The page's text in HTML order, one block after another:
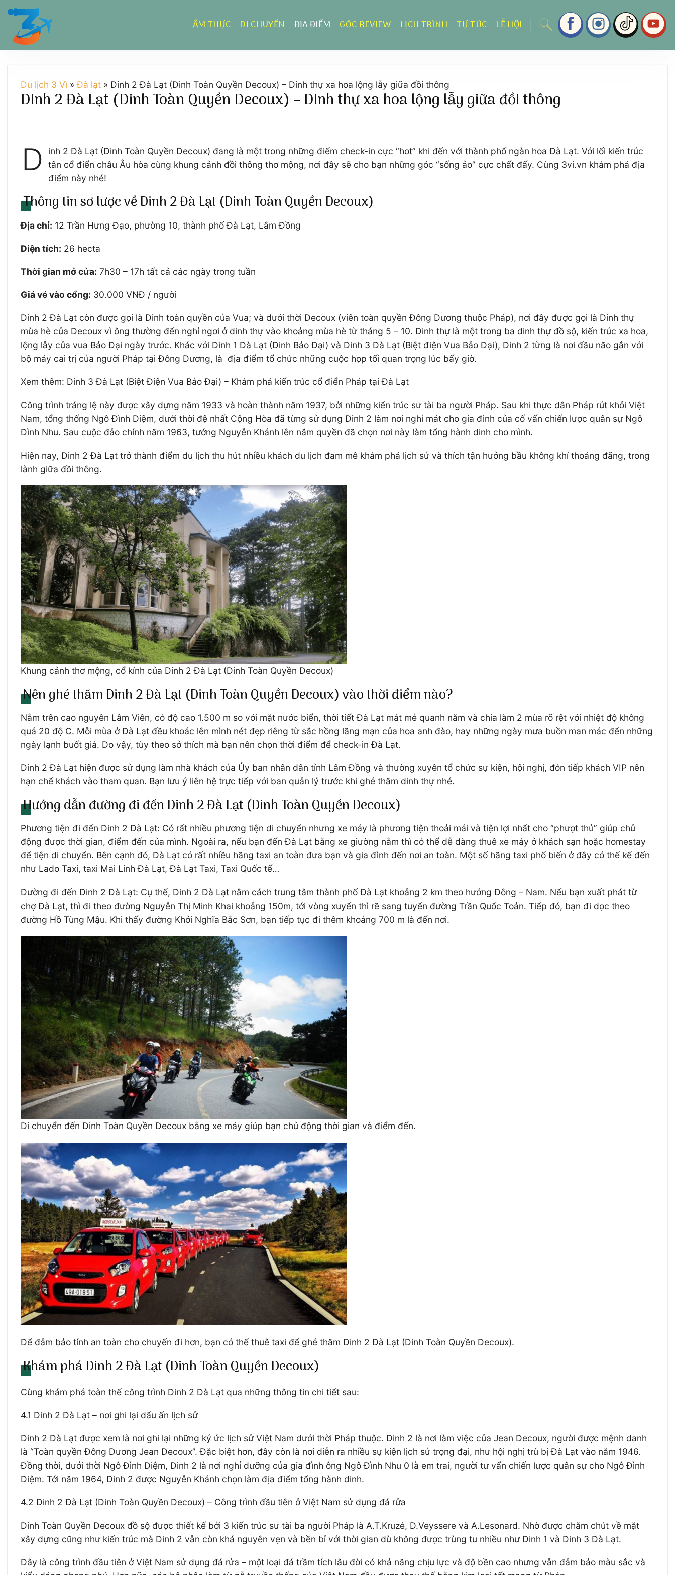
Chuyển
dung
ẨM THỰC DI CHUYỂN ĐỊA ĐIỂM GÓC REVIEW LỊCH TRÌNH TỰ TÚC LỄ HỘI
Du lịch 3 Vì »Đà lạt » Dinh 2 Đà Lạt (Dinh Toàn Quyền Decoux) – Dinh thự xa hoa lộng lẫy giữa đồi thông
Dinh 2 Đà Lạt (Dinh Toàn Quyền Decoux) – Dinh thự xa hoa lộng lẫy giữa đồi thông
D
inh 2 Đà Lạt (Dinh Toàn Quyền Decoux) đang là một trong những điểm check-in cực “hot” khi đến với thành phố ngàn hoa Đà Lạt. Với lối kiến trúc
tân cổ điển châu Âu hòa cùng khung cảnh đồi thông thơ mộng, nơi đây sẽ cho bạn những góc “sống ảo” cực chất đấy. Cùng 3vi.vn khám phá địa
điểm này nhé!
Thông tin sơ lược về Dinh 2 Đà Lạt (Dinh Toàn Quyền Decoux)
Địa chỉ: 12 Trần Hưng Đạo, phường 10, thành phố Đà Lạt, Lâm Đồng
Diện tích: 26 hecta
Thời gian mở cửa: 7h30 – 17h tất cả các ngày trong tuần
Giá vé vào cổng: 30.000 VNĐ / người
Dinh 2 Đà Lạt còn được gọi là Dinh toàn quyền của Vua; và dưới thời Decoux (viên toàn quyền Đông Dương thuộc Pháp), nơi đây được gọi là Dinh thự
mùa hè của Decoux vì ông thường đến nghỉ ngơi ở dinh thự vào khoảng mùa hè từ tháng 5 – 10. Dinh thự là một trong ba dinh thự đồ sộ, kiến trúc xa hoa,
lộng lẫy của vua Bảo Đại ngày trước. Khác với Dinh 1 Đà Lạt (Dinh Bảo Đại) và Dinh 3 Đà Lạt (Biệt điện Vua Bảo Đại), Dinh 2 từng là nơi đầu não gắn với
bộ máy cai trị của người Pháp tại Đông Dương, là địa điểm tổ chức những cuộc họp tối quan trọng lúc bấy giờ.
Xem thêm: Dinh 3 Đà Lạt (Biệt Điện Vua Bảo Đại) – Khám phá kiến trúc cổ điển Pháp tại Đà Lạt
Công trình tráng lệ này được xây dựng năm 1933 và hoàn thành năm 1937, bởi những kiến trúc sư tài ba người Pháp. Sau khi thực dân Pháp rút khỏi Việt
Nam, tổng thống Ngô Đình Diệm, dưới thời đệ nhất Cộng Hòa đã từng sử dụng Dinh 2 làm nơi nghỉ mát cho gia đình của cố vấn chiến lược quân sự Ngô
Đình Nhu. Sau cuộc đảo chính năm 1963, tướng Nguyễn Khánh lên nắm quyền đã chọn nơi này làm tổng hành dinh cho mình.
Hiện nay, Dinh 2 Đà Lạt trở thành điểm du lịch thu hút nhiều khách du lịch đam mê khám phá lịch sử và thích tận hưởng bầu không khí thoáng đãng, trong
lành giữa đồi thông.
Khung cảnh thơ mộng, cổ kính của Dinh 2 Đà Lạt (Dinh Toàn Quyền Decoux)
Nên ghé thăm Dinh 2 Đà Lạt (Dinh Toàn Quyền Decoux) vào thời điểm nào?
Nằm trên cao nguyên Lâm Viên, có độ cao 1.500 m so với mặt nước biển, thời tiết Đà Lạt mát mẻ quanh năm và chia làm 2 mùa rõ rệt với nhiệt độ không
quá 20 độ C. Mỗi mùa ở Đà Lạt đều khoác lên mình nét đẹp riêng từ sắc hồng lãng mạn của hoa anh đào, hay những ngày mưa buồn man mác đến những
ngày lạnh buốt giá. Do vậy, tùy theo sở thích mà bạn nên chọn thời điểm để check-in Đà Lạt.
Dinh 2 Đà Lạt hiện được sử dụng làm nhà khách của Ủy ban nhân dân tỉnh Lâm Đồng và thường xuyên tổ chức sự kiện, hội nghị, đón tiếp khách VIP nên
hạn chế khách vào tham quan. Bạn lưu ý liên hệ trực tiếp với ban quản lý trước khi ghé thăm dinh thự nhé.
Hướng dẫn đường đi đến Dinh 2 Đà Lạt (Dinh Toàn Quyền Decoux)
Phương tiện đi đến Dinh 2 Đà Lạt: Có rất nhiều phương tiện di chuyển nhưng xe máy là phương tiện thoải mái và tiện lợi nhất cho “phượt thủ” giúp chủ
động được thời gian, điểm đến của mình. Ngoài ra, nếu bạn đến Đà Lạt bằng xe giường nằm thì có thể dễ dàng thuê xe máy ở khách sạn hoặc homestay
để tiện di chuyển. Bên cạnh đó, Đà Lạt có rất nhiều hãng taxi an toàn đưa bạn và gia đình đến nơi an toàn. Một số hãng taxi phổ biến ở đây có thể kể đến
như Lado Taxi, taxi Mai Linh Đà Lạt, Đà Lạt Taxi, Taxi Quốc tế…
Đường đi đến Dinh 2 Đà Lạt: Cụ thể, Dinh 2 Đà Lạt nằm cách trung tâm thành phố Đà Lạt khoảng 2 km theo hướng Đông – Nam. Nếu bạn xuất phát từ
chợ Đà Lạt, thì đi theo đường Nguyễn Thị Minh Khai khoảng 150m, tới vòng xuyến thì rẽ sang tuyến đường Trần Quốc Toản. Tiếp đó, bạn đi dọc theo
đường Hồ Tùng Mậu. Khi thấy đường Khởi Nghĩa Bắc Sơn, bạn tiếp tục đi thêm khoảng 700 m là đến nơi.
Di chuyển đến Dinh Toàn Quyền Decoux bằng xe máy giúp bạn chủ động thời gian và điểm đến.
Để đảm bảo tính an toàn cho chuyến đi hơn, bạn có thể thuê taxi để ghé thăm Dinh 2 Đà Lạt (Dinh Toàn Quyền Decoux).
Khám phá Dinh 2 Đà Lạt (Dinh Toàn Quyền Decoux)
Cùng khám phá toàn thể công trình Dinh 2 Đà Lạt qua những thông tin chi tiết sau:
4.1 Dinh 2 Đà Lạt – nơi ghi lại dấu ấn lịch sử
Dinh 2 Đà Lạt được xem là nơi ghi lại những ký ức lịch sử Việt Nam dưới thời Pháp thuộc. Dinh 2 là nơi làm việc của Jean Decoux, người được mệnh danh
là “Toàn quyền Đông Dương Jean Decoux”. Đặc biệt hơn, đây còn là nơi diễn ra nhiều sự kiện lịch sử trọng đại, như hội nghị trù bị Đà Lạt vào năm 1946.
Đồng thời, dưới thời Ngô Đình Diệm, Dinh 2 là nơi nghỉ dưỡng của gia đình ông Ngô Đình Nhu 0 là em trai, người tư vấn chiến lược quân sự cho Ngô Đình
Diệm. Tới năm 1964, Dinh 2 được Nguyễn Khánh chọn làm địa điểm tổng hành dinh.
4.2 Dinh 2 Đà Lạt (Dinh Toàn Quyền Decoux) – Công trình đầu tiên ở Việt Nam sử dụng đá rửa
Dinh Toàn Quyền Decoux đồ sộ được thiết kế bởi 3 kiến trúc sư tài ba người Pháp là A.T.Kruzé, D.Veyssere và A.Lesonard. Nhờ được chăm chút về mặt
xây dựng cũng như kiến trúc mà Dinh 2 vẫn còn khá nguyên vẹn và bền bỉ với thời gian dù không được trùng tu nhiều như Dinh 1 và Dinh 3 Đà Lạt.
Đây là công trình đầu tiên ở Việt Nam sử dụng đá rửa – một loại đá trầm tích lâu đời có khả năng chịu lực và độ bền cao nhưng vẫn đảm bảo màu sắc và